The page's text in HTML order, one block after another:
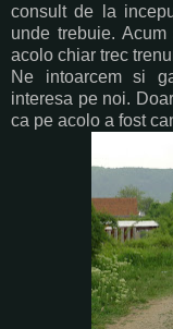
consult de la
unde trebuie.
acolo chiar trec
Ne intoarcem si
interesa pe noi.
ca pe acolo a fost